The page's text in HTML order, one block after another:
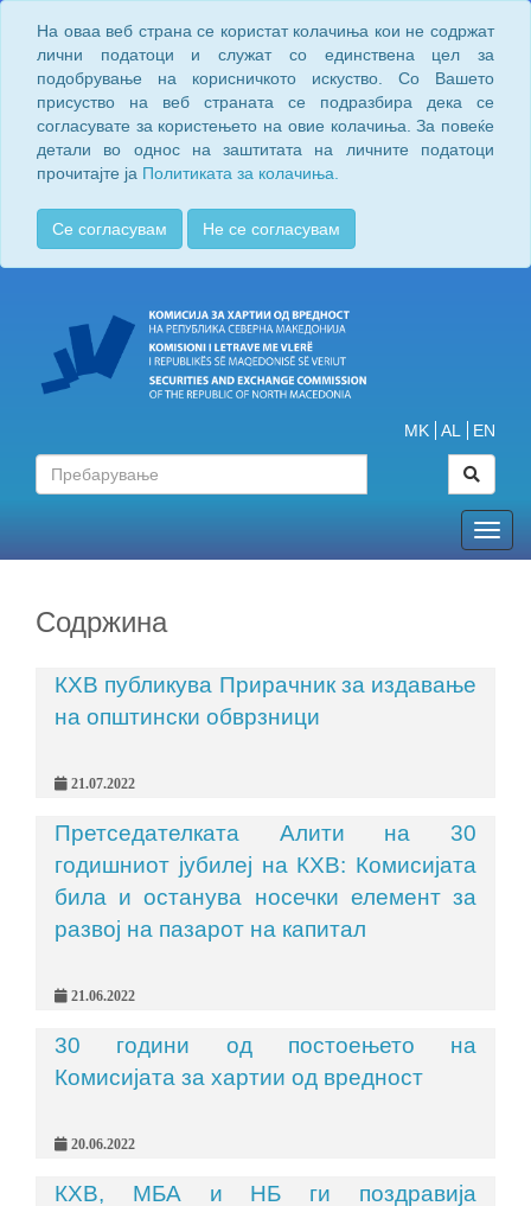
На оваа веб страна се користат колачиња кои не содржат
лични податоци и служат со единствена цел за
подобрување на корисничкото искуство. Со Вашето
присуство на веб страната се подразбира дека се
согласувате за користењето на овие колачиња. За повеќе
детали во однос на заштитата на личните податоци
прочитајте ја Политиката за колачиња.
Се согласувам Не се согласувам
MK AL EN
Содржина
КХВ публикува Прирачник за издавање
на општински обврзници
21.07.2022
Претседателката Алити на 30
годишниот јубилеј на КХВ: Комисијата
била и останува носечки елемент за
развој на пазарот на капитал
21.06.2022
30 години од постоењето на
Комисијата за хартии од вредност
20.06.2022
КХВ, МБА и НБ ги поздравија